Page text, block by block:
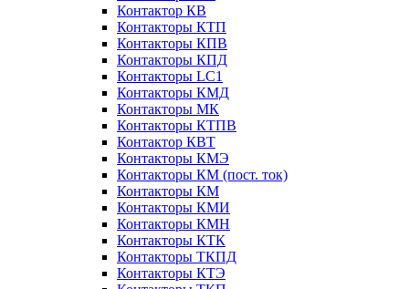
Контактор КВ
Контакторы КТП
Контакторы КПВ
Контакторы КПД
Контакторы LC1
Контакторы КМД
Контакторы МК
Контакторы КТПВ
Контактор КВТ
Контакторы КМЭ
Контакторы КМ (пост. ток)
Контакторы КМ
Контакторы КМИ
Контакторы КМН
Контакторы КТК
Контакторы ТКПД
Контакторы КТЭ